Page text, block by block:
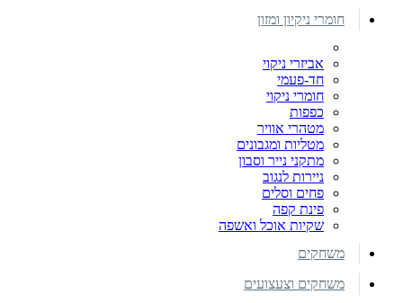
חומרי ניקיון ומזון
אביזרי ניקוי
חד-פעמי
חומרי ניקוי
כפפות
מטהרי אוויר
מטליות ומגבונים
מתקני נייר וסבון
ניירות לנגוב
פחים וסלים
פינת קפה
שקיות אוכל ואשפה
משחקים
משחקים וצעצועים